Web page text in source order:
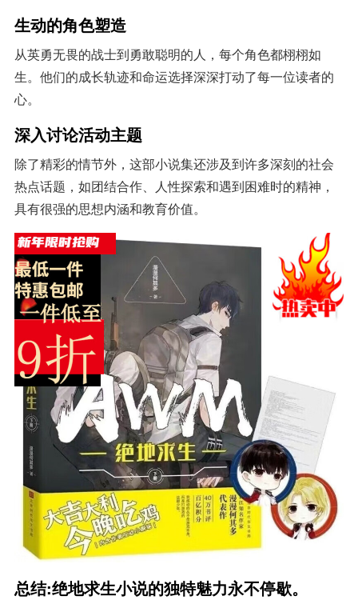
生动的角色塑造
从英勇无畏的战士到勇敢聪明的人，每个角色都栩栩如
生。他们的成长轨迹和命运选择深深打动了每一位读者的
心。
深入讨论活动主题
除了精彩的情节外，这部小说集还涉及到许多深刻的社会
热点话题，如团结合作、人性探索和遇到困难时的精神，
具有很强的思想内涵和教育价值。
总结:绝地求生小说的独特魅力永不停歇。